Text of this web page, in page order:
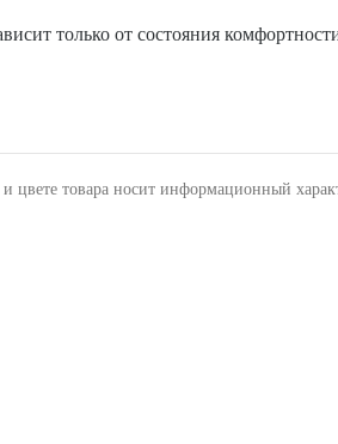
только от состояния
товара носит информационный